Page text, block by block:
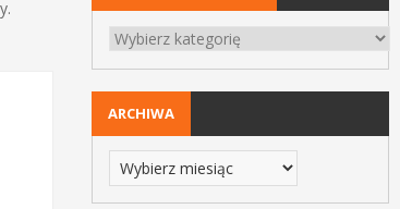
ARCHIWA